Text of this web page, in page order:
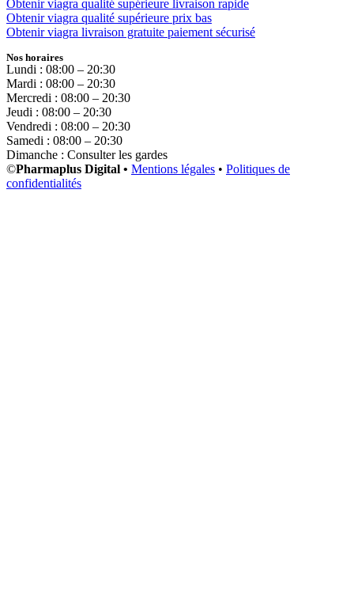
Obtenir viagra qualité supérieure livraison rapide
Obtenir viagra qualité supérieure prix bas
Obtenir viagra livraison gratuite paiement sécurisé
Nos horaires
Lundi : 08:00 – 20:30
Mardi : 08:00 – 20:30
Mercredi : 08:00 – 20:30
Jeudi : 08:00 – 20:30
Vendredi : 08:00 – 20:30
Samedi : 08:00 – 20:30
Dimanche : Consulter les gardes
©Pharmaplus Digital • Mentions légales • Politiques de
confidentialités